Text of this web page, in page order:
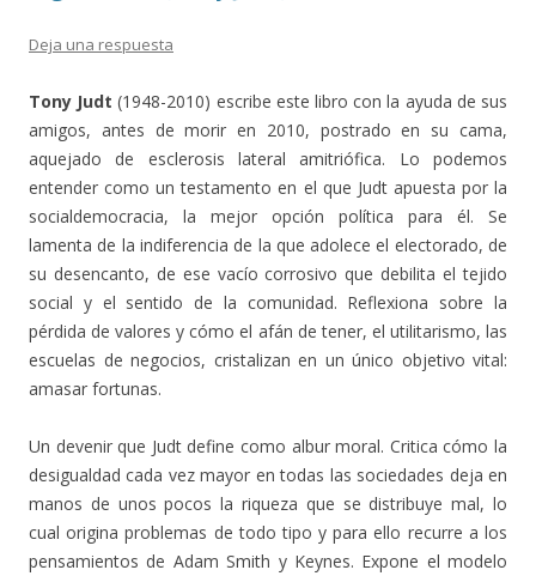
Deja una respuesta
Tony Judt (1948-2010) escribe este libro con la ayuda de sus
amigos, antes de morir en 2010, postrado en su cama,
aquejado de esclerosis lateral amitriófica. Lo podemos
entender como un testamento en el que Judt apuesta por la
socialdemocracia, la mejor opción política para él. Se
lamenta de la indiferencia de la que adolece el electorado, de
su desencanto, de ese vacío corrosivo que debilita el tejido
social y el sentido de la comunidad. Reflexiona sobre la
pérdida de valores y cómo el afán de tener, el utilitarismo, las
escuelas de negocios, cristalizan en un único objetivo vital:
amasar fortunas.
Un devenir que Judt define como albur moral. Critica cómo la
desigualdad cada vez mayor en todas las sociedades deja en
manos de unos pocos la riqueza que se distribuye mal, lo
cual origina problemas de todo tipo y para ello recurre a los
pensamientos de Adam Smith y Keynes. Expone el modelo